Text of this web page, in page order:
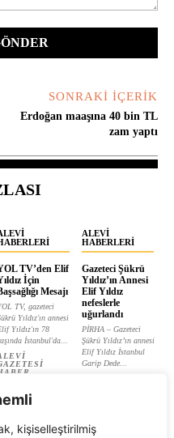
kişiselleştirilmiş
SONRAKI İÇERIK
Erdoğan maaşına 40 bin TL
zam yaptı
TV’den Elif
İçin
Mesajı
TV, gazeteci
Yıldız'ın annesi
Yıldız'ın 78
İstanbul'da...
ALEVI
HABERLERI
Gazeteci Şükrü
Yıldız’ın Annesi
Elif Yıldız
nefeslerle
uğurlandı
PİRHA – Gazeteci
Şükrü Yıldız’ın annesi
Elif Yıldız İstanbul
Garip Dede...